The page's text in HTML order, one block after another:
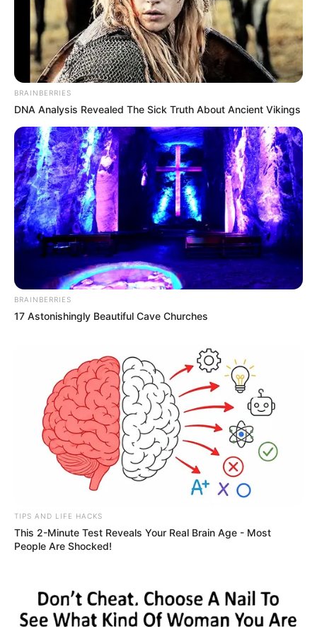
BRAINBERRIES
DNA Analysis Revealed The Sick Truth About Ancient Vikings
BRAINBERRIES
17 Astonishingly Beautiful Cave Churches
TIPS AND LIFE HACKS
This 2-Minute Test Reveals Your Real Brain Age - Most
People Are Shocked!